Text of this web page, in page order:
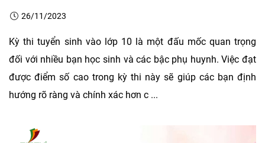
26/11/2023
Kỳ thi tuyển sinh vào lớp 10 là một đấu mốc quan trọng
đối với nhiều bạn học sinh và các bậc phụ huynh. Việc đạt
được điểm số cao trong kỳ thi này sẽ giúp các bạn định
hướng rõ ràng và chính xác hơn c ...